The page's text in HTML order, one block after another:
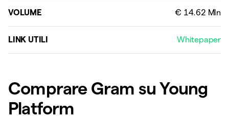
VOLUME
LINK UTILI Whitepaper
Comprare Gram su Young
Platform